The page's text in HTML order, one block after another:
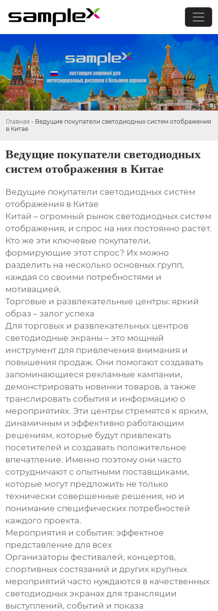
Главная - Ведущие покупатели светодиодных систем отображения
в Китае
Ведущие покупатели светодиодных
систем отображения в Китае
Ведущие покупатели светодиодных систем
отображения в Китае
Китай – огромный рынок светодиодных систем
отображения, и спрос на них постоянно растёт.
Кто же эти ключевые покупатели,
формирующие этот спрос? Их можно
разделить на несколько основных групп,
каждая со своими потребностями и
мотивацией.
Торговые и развлекательные центры: яркий
образ – залог успеха
Для торговых и развлекательных центров
светодиодные экраны – это мощный
инструмент для привлечения внимания и
повышения продаж. Они помогают создавать
запоминающиеся рекламные кампании,
демонстрировать новинки товаров, а также
транслировать события и информацию о
мероприятиях. Эти центры стремятся к ярким,
динамичным и эффективно работающим
решениям, которые будут привлекать
посетителей и создавать положительное
впечатление. Именно поэтому они часто
сотрудничают с опытными поставщиками,
которые могут предложить не только
технически совершенные решения, но и
понимание специфических потребностей
каждого проекта.
Мероприятия и события: эффектное
представление для всех
Организаторы фестивалей, концертов,
спортивных состязаний и других крупных
мероприятий часто нуждаются в качественных
светодиодных экранах для трансляции
выступлений, событий и показа